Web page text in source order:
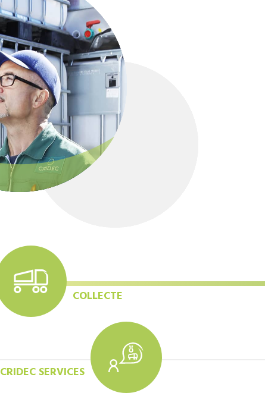
COLLECTE
CRIDEC SERVICES